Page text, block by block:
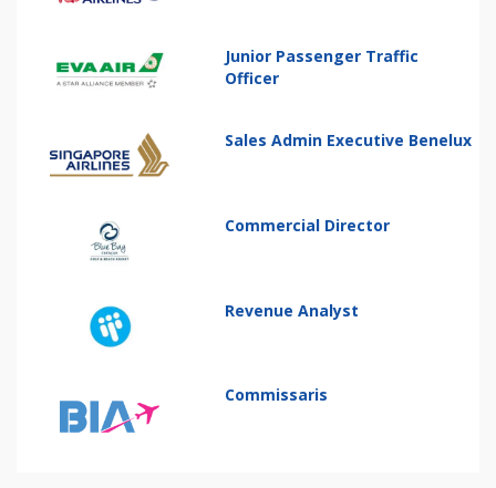
Junior Passenger Traffic
Officer
Sales Admin Executive Benelux
Commercial Director
Revenue Analyst
Commissaris